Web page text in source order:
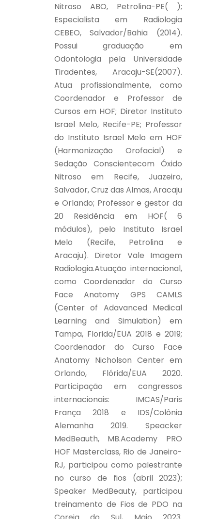
Nitroso ABO, Petrolina-PE( );
Especialista em Radiologia
CEBEO, Salvador/Bahia (2014).
Possui graduação em
Odontologia pela Universidade
Tiradentes, Aracaju-SE(2007).
Atua profissionalmente, como
Coordenador e Professor de
Cursos em HOF; Diretor Instituto
Israel Melo, Recife-PE; Professor
do Instituto Israel Melo em HOF
(Harmonização Orofacial) e
Sedação Conscientecom Óxido
Nitroso em Recife, Juazeiro,
Salvador, Cruz das Almas, Aracaju
e Orlando; Professor e gestor da
20 Residência em HOF( 6
módulos), pelo Instituto Israel
Melo (Recife, Petrolina e
Aracaju). Diretor Vale Imagem
Radiologia.Atuação internacional,
como Coordenador do Curso
Face Anatomy GPS CAMLS
(Center of Adavanced Medical
Learning and Simulation) em
Tampa, Florida/EUA 2018 e 2019;
Coordenador do Curso Face
Anatomy Nicholson Center em
Orlando, Flórida/EUA 2020.
Participação em congressos
internacionais: IMCAS/Paris
França 2018 e IDS/Colônia
Alemanha 2019. Speacker
MedBeauth, MB.Academy PRO
HOF Masterclass, Rio de Janeiro-
RJ, participou como palestrante
no curso de fios (abril 2023);
Speaker MedBeauty, participou
treinamento de Fios de PDO na